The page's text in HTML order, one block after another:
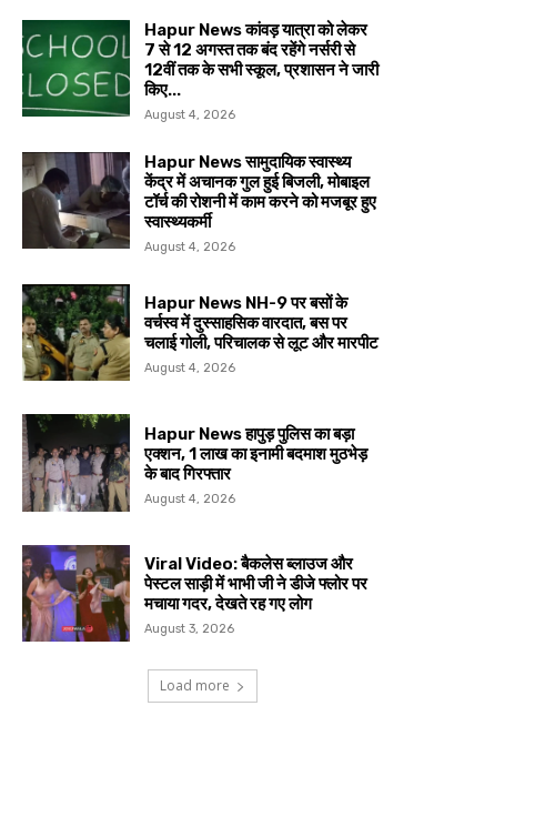
Hapur News कांवड़ यात्रा को लेकर
7 से 12 अगस्त तक बंद रहेंगे नर्सरी से
12वीं तक के सभी स्कूल, प्रशासन ने जारी
किए...
August 4, 2026
Hapur News सामुदायिक स्वास्थ्य
केंद्र में अचानक गुल हुई बिजली, मोबाइल
टॉर्च की रोशनी में काम करने को मजबूर हुए
स्वास्थ्यकर्मी
August 4, 2026
Hapur News NH-9 पर बसों के
वर्चस्व में दुस्साहसिक वारदात, बस पर
चलाई गोली, परिचालक से लूट और मारपीट
August 4, 2026
Hapur News हापुड़ पुलिस का बड़ा
एक्शन, 1 लाख का इनामी बदमाश मुठभेड़
के बाद गिरफ्तार
August 4, 2026
Viral Video: बैकलेस ब्लाउज और
पेस्टल साड़ी में भाभी जी ने डीजे फ्लोर पर
मचाया गदर, देखते रह गए लोग
August 3, 2026
Load more